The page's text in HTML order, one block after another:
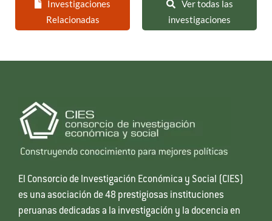
Investigaciones
Relacionadas
Ver todas las
investigaciones
El Consorcio de Investigación Económica y Social (CIES)
es una asociación de 48 prestigiosas instituciones
peruanas dedicadas a la investigación y la docencia en